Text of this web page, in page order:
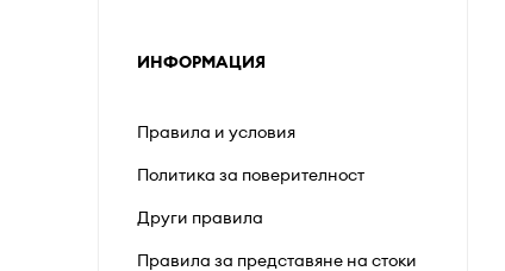
ИНФОРМАЦИЯ
Правила и условия
Политика за поверителност
Други правила
Правила за представяне на стоки